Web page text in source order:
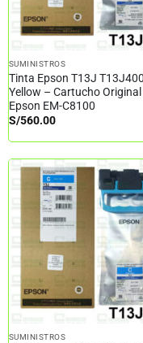
SUMINISTROS
Tinta Epson T13J T13J400
Yellow – Cartucho
Epson EM-C8100
S/560.00
SUMINISTROS